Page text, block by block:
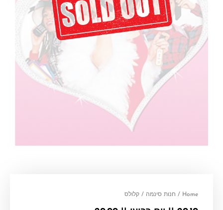
Home
/ חנות סינמה / קלולס